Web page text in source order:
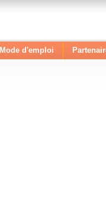
Mode d'emploi